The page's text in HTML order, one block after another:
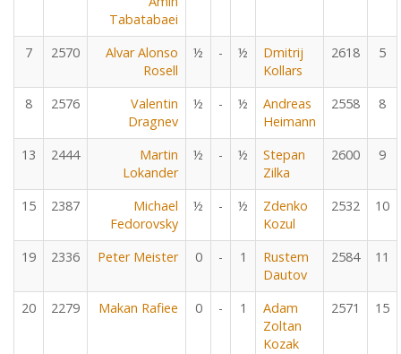
Tabatabaei
7 2570
Alvar Alonso
Rosell
½ - ½
Dmitrij
Kollars
2618 5
8 2576
Valentin
Dragnev
½ - ½
Andreas
Heimann
2558 8
13 2444
Martin
Lokander
½ - ½
Stepan
Zilka
2600 9
15 2387
Michael
Fedorovsky
½ - ½
Zdenko
Kozul
2532 10
19 2336 Peter Meister 0 - 1
Rustem
Dautov
2584 11
20 2279 Makan Rafiee 0 - 1
Adam
Zoltan
Kozak
2571 15